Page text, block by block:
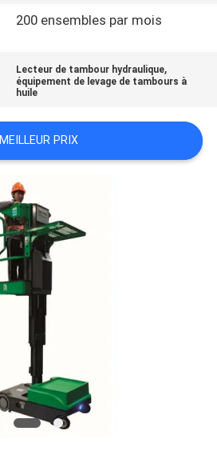
200 ensembles par mois
Lecteur de tambour hydraulique,
équipement de levage de tambours à
huile
MEILLEUR PRIX